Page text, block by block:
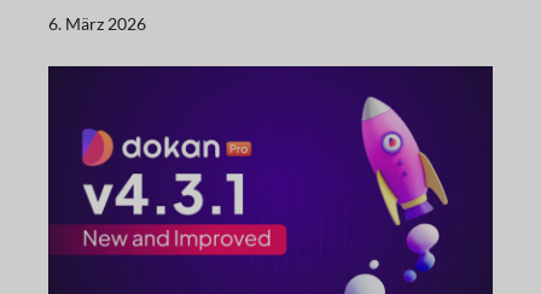
6. März 2026